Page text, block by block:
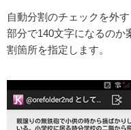
自動分割のチェックを外
部分で140文字になるのか
割箇所を指定します。